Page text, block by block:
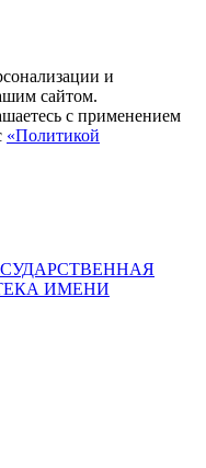
и
сайтом.
с применением
«Политикой
ИМЕНИ